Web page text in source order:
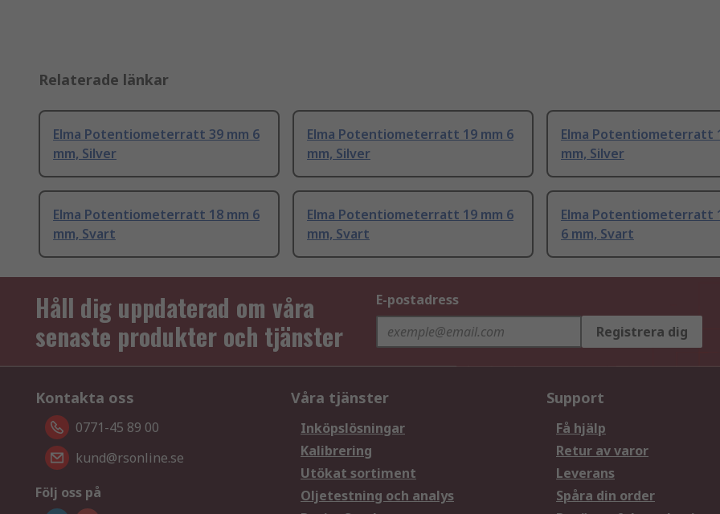
Relaterade länkar
Elma Potentiometerratt 39 mm 6
mm, Silver
Elma Potentiometerratt 19 mm 6
mm, Silver
Elma Potentiometerratt
mm, Silver
Elma Potentiometerratt 18 mm 6
mm, Svart
Elma Potentiometerratt 19 mm 6
mm, Svart
Elma Potentiometerratt
6 mm, Svart
Håll dig uppdaterad om våra
senaste produkter och tjänster
E-postadress
Registrera dig
Kontakta oss
0771-45 89 00
kund@rsonline.se
Följ oss på
Våra tjänster
Inköpslösningar
Kalibrering
Utökat sortiment
Oljetestning och analys
Support
Få hjälp
Retur av varor
Leverans
Spåra din order